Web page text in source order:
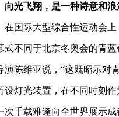
向光飞翔，是一种诗意和浪
在国际大型综合性运动会
式不同于北京冬奥会的青
演陈维亚说，“这既昭示对
设灯光装置，在不同时刻
次千载难逢向全世界展示